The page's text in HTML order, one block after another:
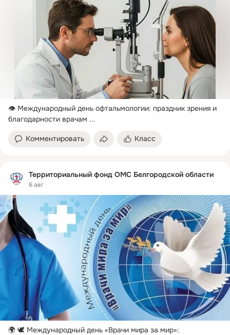
👁️ Международный день офтальмологии: праздник зрения и
благодарности врачам ...
Комментировать Класс
Территориальный фонд ОМС Белгородской области
6 авг
🌍 🕊️ Международный день «Врачи мира за мир»: